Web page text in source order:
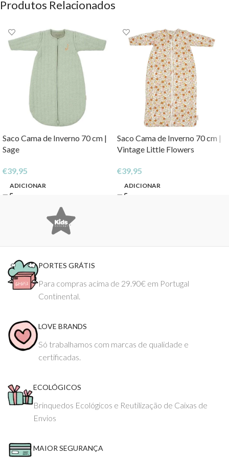
Produtos Relacionados
Saco Cama de Inverno 70 cm |
Sage
€39,95
ADICIONAR
Saco Cama de Inverno 70 cm |
Vintage Little Flowers
€39,95
ADICIONAR
PORTES GRÁTIS
Para compras acima de 29.90€ em Portugal
Continental.
LOVE BRANDS
Só trabalhamos com marcas de qualidade e
certificadas.
ECOLÓGICOS
Brinquedos Ecológicos e Reutilização de Caixas de
Envios
MAIOR SEGURANÇA